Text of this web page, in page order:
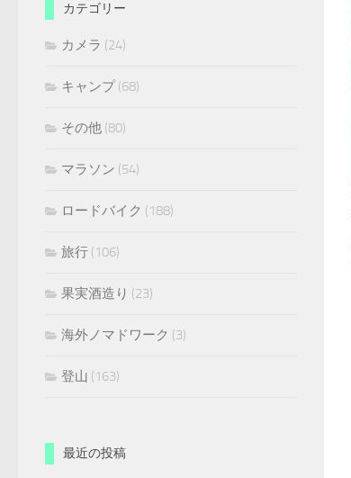
カテゴリー
カメラ (24)
キャンプ(68)
その他 (80)
マラソン (54)
ロードバイク (188)
旅行 (106)
果実酒造り (23)
海外ノマドワーク (3)
登山 (163)
最近の投稿